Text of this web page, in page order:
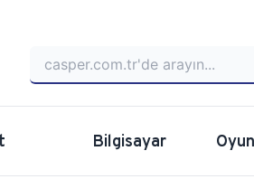
Bilgisayar